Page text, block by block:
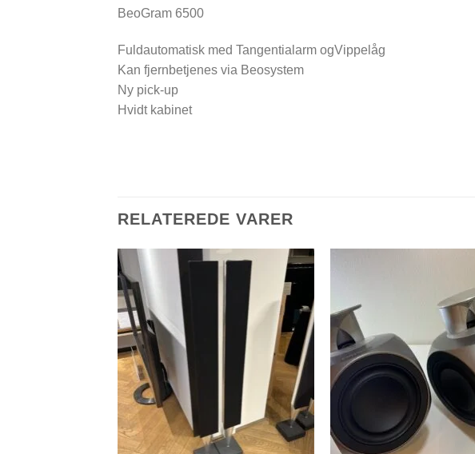
BeoGram 6500
Fuldautomatisk med Tangentialarm ogVippelåg
Kan fjernbetjenes via Beosystem
Ny pick-up
Hvidt kabinet
RELATEREDE VARER